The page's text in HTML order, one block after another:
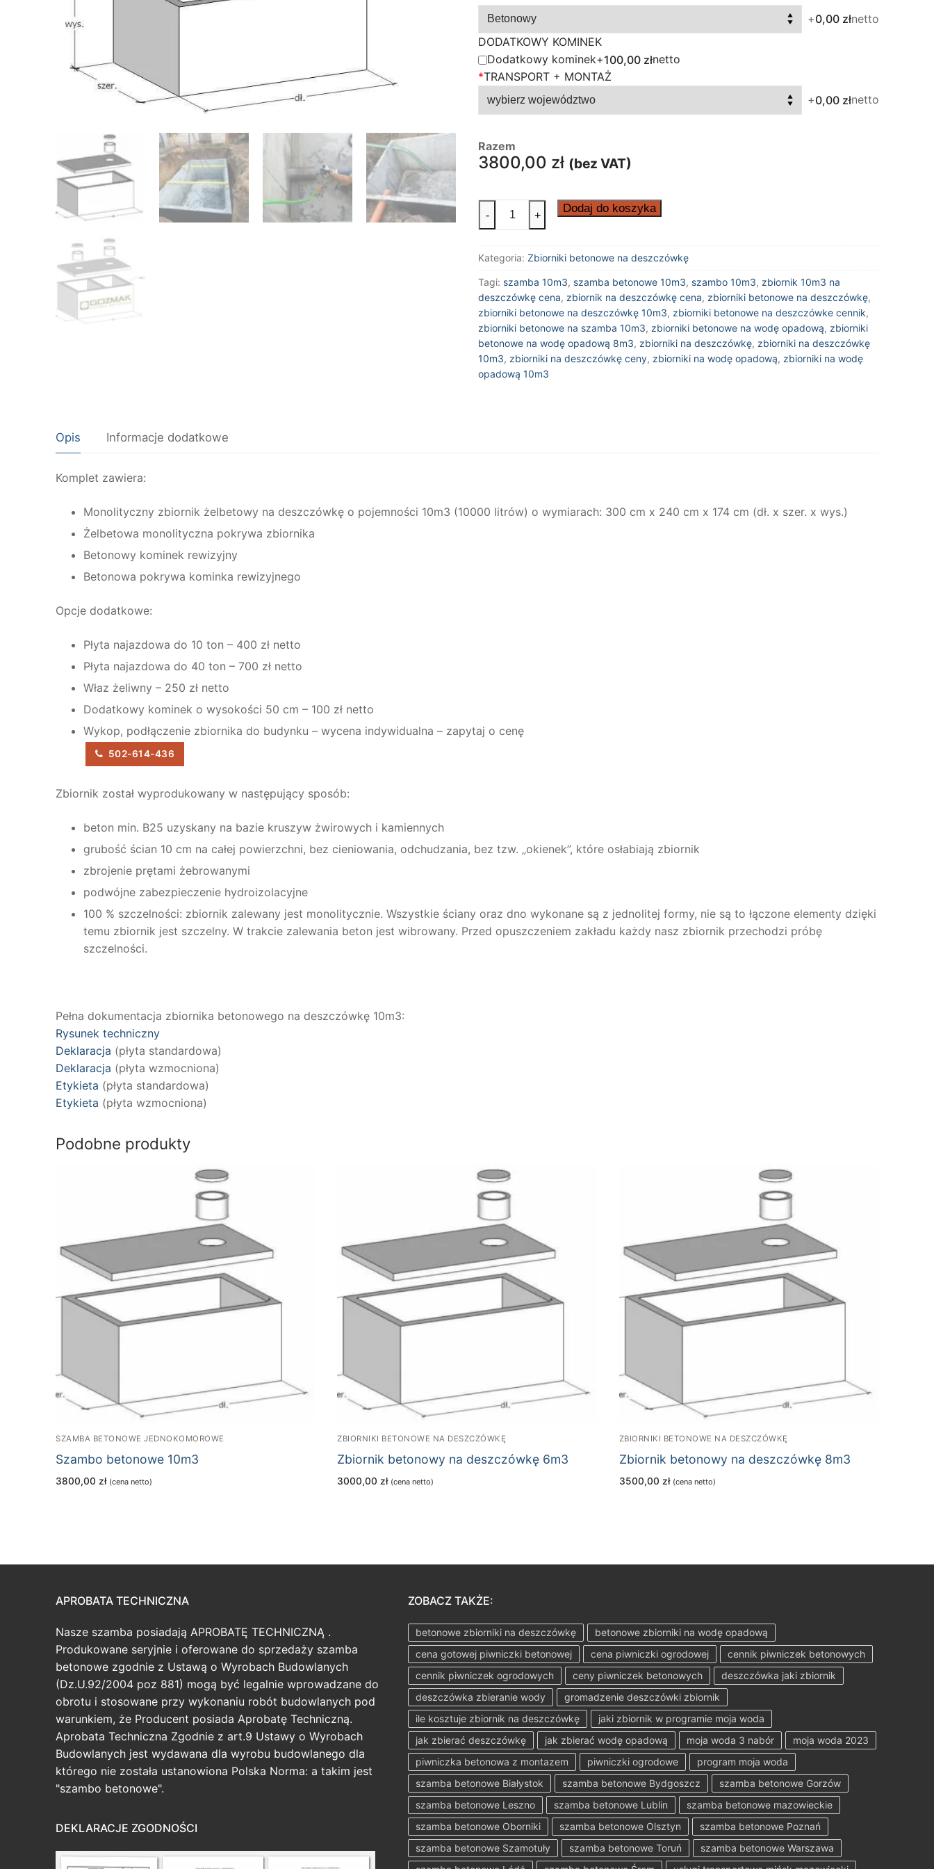
+0,00 złnetto
DODATKOWY KOMINEK
Dodatkowy kominek+100,00 złnetto
*TRANSPORT + MONTAŻ
+0,00 złnetto
Razem
3800,00 zł (bez VAT)
Zbiornik
na
deszczówkę
10m3
- + Dodaj do koszyka
Kategoria: Zbiorniki betonowe na deszczówkę
Tagi: szamba 10m3, szamba betonowe 10m3, szambo 10m3, zbiornik 10m3 na
deszczówkę cena, zbiornik na deszczówkę cena, zbiorniki betonowe na deszczówkę,
zbiorniki betonowe na deszczówkę 10m3, zbiorniki betonowe na deszczówke cennik,
zbiorniki betonowe na szamba 10m3, zbiorniki betonowe na wodę opadową, zbiorniki
betonowe na wodę opadową 8m3, zbiorniki na deszczówkę, zbiorniki na deszczówkę
10m3, zbiorniki na deszczówkę ceny, zbiorniki na wodę opadową, zbiorniki na wodę
opadową 10m3
Opis Informacje dodatkowe
Komplet zawiera:
Monolityczny zbiornik żelbetowy na deszczówkę o pojemności 10m3 (10000 litrów) o wymiarach: 300 cm x 240 cm x 174 cm (dł. x szer. x wys.)
Żelbetowa monolityczna pokrywa zbiornika
Betonowy kominek rewizyjny
Betonowa pokrywa kominka rewizyjnego
Opcje dodatkowe:
Płyta najazdowa do 10 ton – 400 zł netto
Płyta najazdowa do 40 ton – 700 zł netto
Właz żeliwny – 250 zł netto
Dodatkowy kominek o wysokości 50 cm – 100 zł netto
Wykop, podłączenie zbiornika do budynku – wycena indywidualna – zapytaj o cenę
502-614-436
Zbiornik został wyprodukowany w następujący sposób:
beton min. B25 uzyskany na bazie kruszyw żwirowych i kamiennych
grubość ścian 10 cm na całej powierzchni, bez cieniowania, odchudzania, bez tzw. „okienek”, które osłabiają zbiornik
zbrojenie prętami żebrowanymi
podwójne zabezpieczenie hydroizolacyjne
100 % szczelności: zbiornik zalewany jest monolitycznie. Wszystkie ściany oraz dno wykonane są z jednolitej formy, nie są to łączone elementy dzięki
temu zbiornik jest szczelny. W trakcie zalewania beton jest wibrowany. Przed opuszczeniem zakładu każdy nasz zbiornik przechodzi próbę
szczelności.
Pełna dokumentacja zbiornika betonowego na deszczówkę 10m3:
Rysunek techniczny
Deklaracja (płyta standardowa)
Deklaracja (płyta wzmocniona)
Etykieta (płyta standardowa)
Etykieta (płyta wzmocniona)
Podobne produkty
SZAMBA BETONOWE JEDNOKOMOROWE
Szambo betonowe 10m3
3800,00 zł (cena netto)
ZBIORNIKI BETONOWE NA DESZCZÓWKĘ
Zbiornik betonowy na deszczówkę 6m3
3000,00 zł (cena netto)
ZBIORNIKI BETONOWE NA DESZCZÓWKĘ
Zbiornik betonowy na deszczówkę 8m3
3500,00 zł (cena netto)
APROBATA TECHNICZNA
Nasze szamba posiadają APROBATĘ TECHNICZNĄ .
Produkowane seryjnie i oferowane do sprzedaży szamba
betonowe zgodnie z Ustawą o Wyrobach Budowlanych
(Dz.U.92/2004 poz 881) mogą być legalnie wprowadzane do
obrotu i stosowane przy wykonaniu robót budowlanych pod
warunkiem, że Producent posiada Aprobatę Techniczną.
Aprobata Techniczna Zgodnie z art.9 Ustawy o Wyrobach
Budowlanych jest wydawana dla wyrobu budowlanego dla
którego nie została ustanowiona Polska Norma: a takim jest
"szambo betonowe".
DEKLARACJE ZGODNOŚCI
ZOBACZ TAKŻE:
betonowe zbiorniki na deszczówkę
betonowe zbiorniki na wodę opadową
cena gotowej piwniczki betonowej
cena piwniczki ogrodowej
cennik piwniczek betonowych
cennik piwniczek ogrodowych
ceny piwniczek betonowych
deszczówka jaki zbiornik
deszczówka zbieranie wody
gromadzenie deszczówki zbiornik
ile kosztuje zbiornik na deszczówkę
jaki zbiornik w programie moja woda
jak zbierać deszczówkę
jak zbierać wodę opadową moja woda 3 nabór
moja woda 2023
piwniczka betonowa z montazem
piwniczki ogrodowe
program moja woda
szamba betonowe Białystok
szamba betonowe Bydgoszcz
szamba betonowe Gorzów
szamba betonowe Leszno
szamba betonowe Lublin
szamba betonowe mazowieckie
szamba betonowe Oborniki
szamba betonowe Olsztyn
szamba betonowe Poznań
szamba betonowe Szamotuły
szamba betonowe Toruń
szamba betonowe Warszawa